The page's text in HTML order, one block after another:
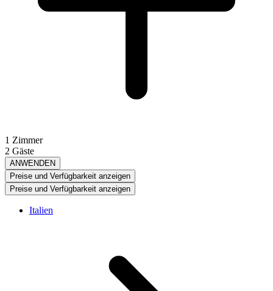
1 Zimmer
2 Gäste
ANWENDEN
Preise und Verfügbarkeit anzeigen
Preise und Verfügbarkeit anzeigen
Italien